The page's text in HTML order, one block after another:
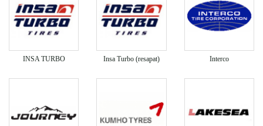
INSA TURBO Insa Turbo (resapat) Interco